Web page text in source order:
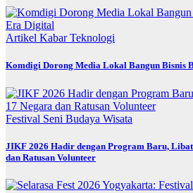
Artikel KabarTeknologi
Komdigi Dorong Media Lokal Bangun Bisnis
Festival Seni Budaya Wisata
JIKF 2026 Hadir dengan Program Baru,
dan Ratusan Volunteer